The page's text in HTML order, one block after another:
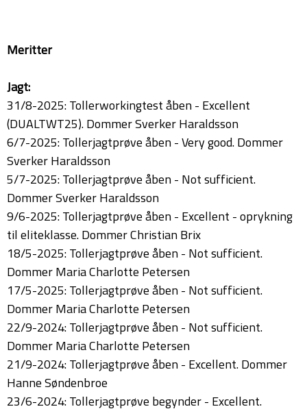
Meritter
Jagt:
31/8-2025: Tollerworkingtest åben - Excellent
(DUALTWT25). Dommer Sverker Haraldsson
6/7-2025: Tollerjagtprøve åben - Very good. Dommer
Sverker Haraldsson
5/7-2025: Tollerjagtprøve åben - Not sufficient.
Dommer Sverker Haraldsson
9/6-2025: Tollerjagtprøve åben - Excellent - oprykning
til eliteklasse. Dommer Christian Brix
18/5-2025: Tollerjagtprøve åben - Not sufficient.
Dommer Maria Charlotte Petersen
17/5-2025: Tollerjagtprøve åben - Not sufficient.
Dommer Maria Charlotte Petersen
22/9-2024: Tollerjagtprøve åben - Not sufficient.
Dommer Maria Charlotte Petersen
21/9-2024: Tollerjagtprøve åben - Excellent. Dommer
Hanne Søndenbroe
23/6-2024: Tollerjagtprøve begynder - Excellent.